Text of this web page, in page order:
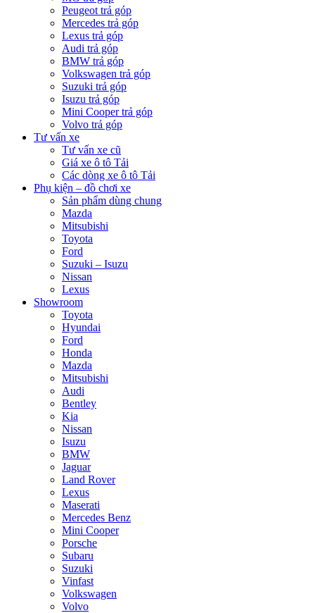
Peugeot trả góp
Mercedes trả góp
Lexus trả góp
Audi trả góp
BMW trả góp
Volkswagen trả góp
Suzuki trả góp
Isuzu trả góp
Mini Cooper trả góp
Volvo trả góp
Tư vấn xe
Tư vấn xe cũ
Giá xe ô tô Tải
Các dòng xe ô tô Tải
Phụ kiện – đồ chơi xe
Sản phẩm dùng chung
Mazda
Mitsubishi
Toyota
Ford
Suzuki – Isuzu
Nissan
Lexus
Showroom
Toyota
Hyundai
Ford
Honda
Mazda
Mitsubishi
Audi
Bentley
Kia
Nissan
Isuzu
BMW
Jaguar
Land Rover
Lexus
Maserati
Mercedes Benz
Mini Cooper
Porsche
Subaru
Suzuki
Vinfast
Volkswagen
Volvo